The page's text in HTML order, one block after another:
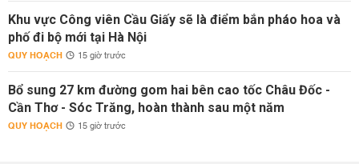
Khu vực Công viên Cầu Giấy sẽ là điểm bắn pháo hoa và
phố đi bộ mới tại Hà Nội
QUY HOẠCH 15 giờ trước
Bổ sung 27 km đường gom hai bên cao tốc Châu Đốc -
Cần Thơ - Sóc Trăng, hoàn thành sau một năm
QUY HOẠCH 15 giờ trước